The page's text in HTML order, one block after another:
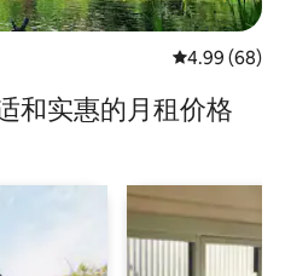
平均评分 4.99
4.99 (68)
和实惠的月租价格